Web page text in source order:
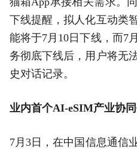
下线提醒，拟人化互动类
能将于7月10日下线，而7
务彻底下线后，用户将无
史对话记录。
业内首个AI-eSIM产业协
7月3日，在中国信息通信